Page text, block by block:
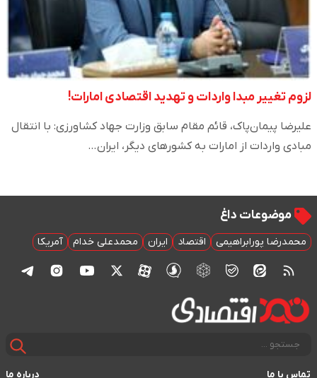
لزوم تغییر مبدا واردات و تهدید اقتصادی امارات!
علیرضا پیمان‌پاک، قائم مقام سابق وزارت جهاد کشاورزی: با انتقال
مبادی واردات از امارات به کشورهای دیگر، ایران…
موضوعات داغ
محمدرضا پورابراهیمی اقتصاد ایران محمدعلی خدام آمریکا
تماس با ما درباره ما